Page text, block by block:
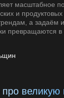
масштабное
и
а задаём
превращаются
великую